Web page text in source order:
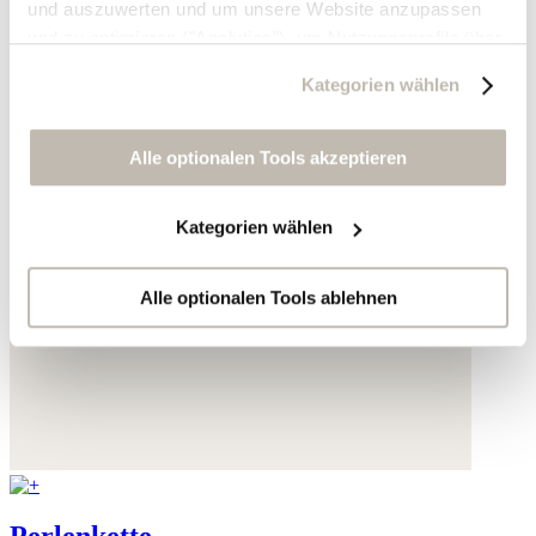
und auszuwerten und um unsere Website anzupassen
zu erstellen, um personalisierte Werbung auszuliefern,
Sie erneut mit Werbung anzusprechen sowie um unsere
Werbekampagnen auszuwerten ("Marketing").
Ihre Daten werden mit Dienstanbietern geteilt, die wir in
der Datenschutzerklärung genauer auflisten oder wenn
Sie auf "Kategorien wählen" klicken.
Indem Sie auf "Alle optionalen Tools akzeptieren" klicken,
Sie können Ihre Einwilligung jederzeit anpassen oder für
die Zukunft widerrufen.
Kategorien wählen
Alle optionalen Tools akzeptieren
Kategorien wählen
Alle optionalen Tools ablehnen